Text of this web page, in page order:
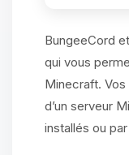
BungeeCord
qui vous
Minecraft.
d’un serveur
installés ou